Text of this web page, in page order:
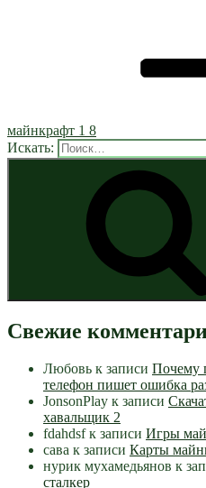
майнкрафт 1 8
Искать:
Свежие
Любовь к записи Почему
телефон пишет ошибка
JonsonPlay к записи
хавальщик 2
fdahdsfк записи Игры
сава к записи Карты
нурик мухамедьянов к
сталкер